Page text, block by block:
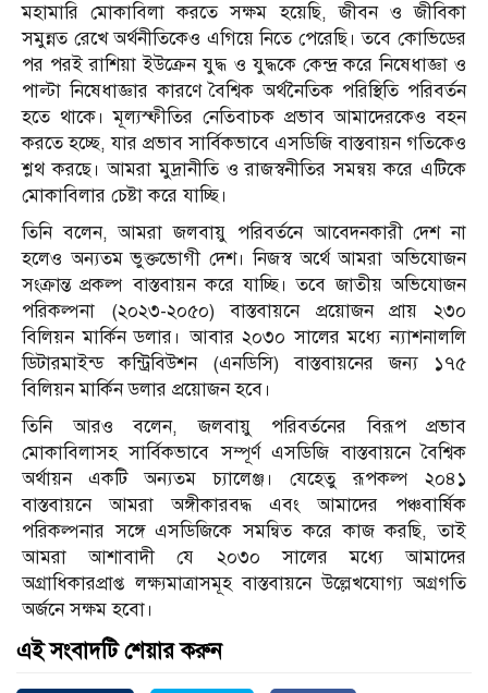
মহামারি মোকাবিলা করতে সক্ষম হয়েছি, জীবন ও জীবিকা
সমুন্নত রেখে অর্থনীতিকেও এগিয়ে নিতে পেরেছি। তবে কোভিডের
পর পরই রাশিয়া ইউক্রেন যুদ্ধ ও যুদ্ধকে কেন্দ্র করে নিষেধাজ্ঞা ও
পাল্টা নিষেধাজ্ঞার কারণে বৈশ্বিক অর্থনৈতিক পরিস্থিতি পরিবর্তন
হতে থাকে। মূল্যস্ফীতির নেতিবাচক প্রভাব আমাদেরকেও বহন
করতে হচ্ছে, যার প্রভাব সার্বিকভাবে এসডিজি বাস্তবায়ন গতিকেও
শ্লথ করছে। আমরা মুদ্রানীতি ও রাজস্বনীতির সমন্বয় করে এটিকে
মোকাবিলার চেষ্টা করে যাচ্ছি।
তিনি বলেন, আমরা জলবায়ু পরিবর্তনে আবেদনকারী দেশ না
হলেও অন্যতম ভুক্তভোগী দেশ। নিজস্ব অর্থে আমরা অভিযোজন
সংক্রান্ত প্রকল্প বাস্তবায়ন করে যাচ্ছি। তবে জাতীয় অভিযোজন
পরিকল্পনা (২০২৩-২০৫০) বাস্তবায়নে প্রয়োজন প্রায় ২৩০
বিলিয়ন মার্কিন ডলার। আবার ২০৩০ সালের মধ্যে ন্যাশনাললি
ডিটারমাইন্ড কন্ট্রিবিউশন (এনডিসি) বাস্তবায়নের জন্য ১৭৫
বিলিয়ন মার্কিন ডলার প্রয়োজন হবে।
তিনি আরও বলেন, জলবায়ু পরিবর্তনের বিরূপ প্রভাব
মোকাবিলাসহ সার্বিকভাবে সম্পূর্ণ এসডিজি বাস্তবায়নে বৈশ্বিক
অর্থায়ন একটি অন্যতম চ্যালেঞ্জ। যেহেতু রূপকল্প ২০৪১
বাস্তবায়নে আমরা অঙ্গীকারবদ্ধ এবং আমাদের পঞ্চবার্ষিক
পরিকল্পনার সঙ্গে এসডিজিকে সমন্বিত করে কাজ করছি, তাই
আমরা আশাবাদী যে ২০৩০ সালের মধ্যে আমাদের
অগ্রাধিকারপ্রাপ্ত লক্ষ্যমাত্রাসমূহ বাস্তবায়নে উল্লেখযোগ্য অগ্রগতি
অর্জনে সক্ষম হবো।
এই সংবাদটি শেয়ার করুন